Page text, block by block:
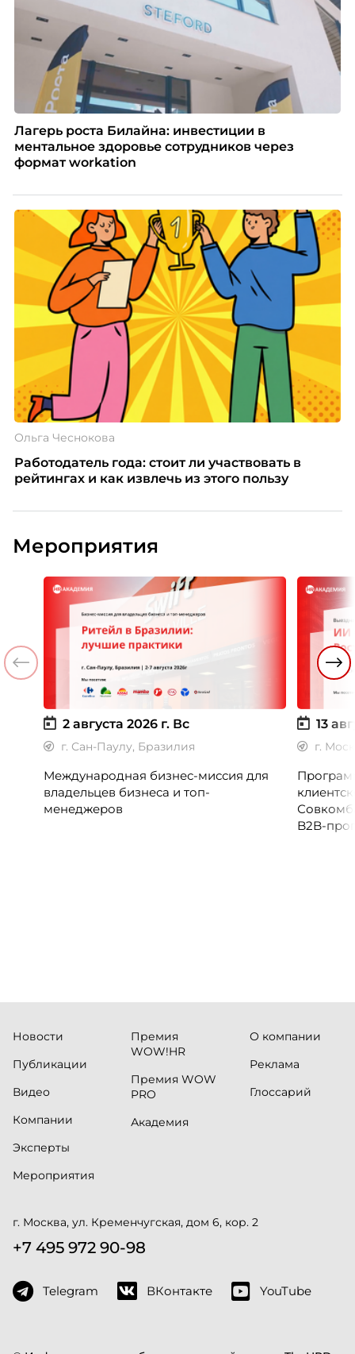
Лагерь роста Билайна: инвестиции в
ментальное здоровье сотрудников через
формат workation
Ольга Чеснокова
Работодатель года: стоит ли участвовать в
рейтингах и как извлечь из этого пользу
Мероприятия
2 августа 2026 г. Вс
г. Сан-Паулу, Бразилия
Международная бизнес-миссия для
владельцев бизнеса и топ-
менеджеров
13
г.
B2B-
Новости
Публикации
Видео
Компании
Эксперты
Мероприятия
Премия
WOW!HR
Премия WOW
PRO
Академия
О компании
Реклама
Глоссарий
г. Москва, ул. Кременчугская, дом 6, кор. 2
+7 495 972 90-98
Telegram ВКонтакте YouTube